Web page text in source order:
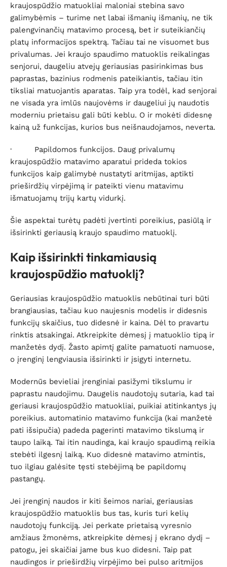
kraujospūdžio matuokliai maloniai stebina savo
galimybėmis – turime net labai išmanių išmanių, ne tik
palengvinančių matavimo procesą, bet ir suteikiančių
platų informacijos spektrą. Tačiau tai ne visuomet bus
privalumas. Jei kraujo spaudimo matuoklis reikalingas
senjorui, daugeliu atvejų geriausias pasirinkimas bus
paprastas, bazinius rodmenis pateikiantis, tačiau itin
tiksliai matuojantis aparatas. Taip yra todėl, kad senjorai
ne visada yra imlūs naujovėms ir daugeliui jų naudotis
moderniu prietaisu gali būti keblu. O ir mokėti didesnę
kainą už funkcijas, kurios bus neišnaudojamos, neverta.
· Papildomos funkcijos. Daug privalumų
kraujospūdžio matavimo aparatui prideda tokios
funkcijos kaip galimybė nustatyti aritmijas, aptikti
prieširdžių virpėjimą ir pateikti vienu matavimu
išmatuojamų trijų kartų vidurkį.
Šie aspektai turėtų padėti įvertinti poreikius, pasiūlą ir
išsirinkti geriausią kraujo spaudimo matuoklį.
Kaip išsirinkti tinkamiausią
kraujospūdžio matuoklį?
Geriausias kraujospūdžio matuoklis nebūtinai turi būti
brangiausias, tačiau kuo naujesnis modelis ir didesnis
funkcijų skaičius, tuo didesnė ir kaina. Dėl to pravartu
rinktis atsakingai. Atkreipkite dėmesį į matuoklio tipą ir
manžetės dydį. Žasto apimtį galite pamatuoti namuose,
o įrenginį lengviausia išsirinkti ir įsigyti internetu.
Modernūs bevieliai įrenginiai pasižymi tikslumu ir
paprastu naudojimu. Daugelis naudotojų sutaria, kad tai
geriausi kraujospūdžio matuokliai, puikiai atitinkantys jų
poreikius. automatinio matavimo funkcija (kai manžetė
pati išsipučia) padeda pagerinti matavimo tikslumą ir
taupo laiką. Tai itin naudinga, kai kraujo spaudimą reikia
stebėti ilgesnį laiką. Kuo didesnė matavimo atmintis,
tuo ilgiau galėsite tęsti stebėjimą be papildomų
pastangų.
Jei įrenginį naudos ir kiti šeimos nariai, geriausias
kraujospūdžio matuoklis bus tas, kuris turi kelių
naudotojų funkciją. Jei perkate prietaisą vyresnio
amžiaus žmonėms, atkreipkite dėmesį į ekrano dydį –
patogu, jei skaičiai jame bus kuo didesni. Taip pat
naudingos ir prieširdžių virpėjimo bei pulso aritmijos